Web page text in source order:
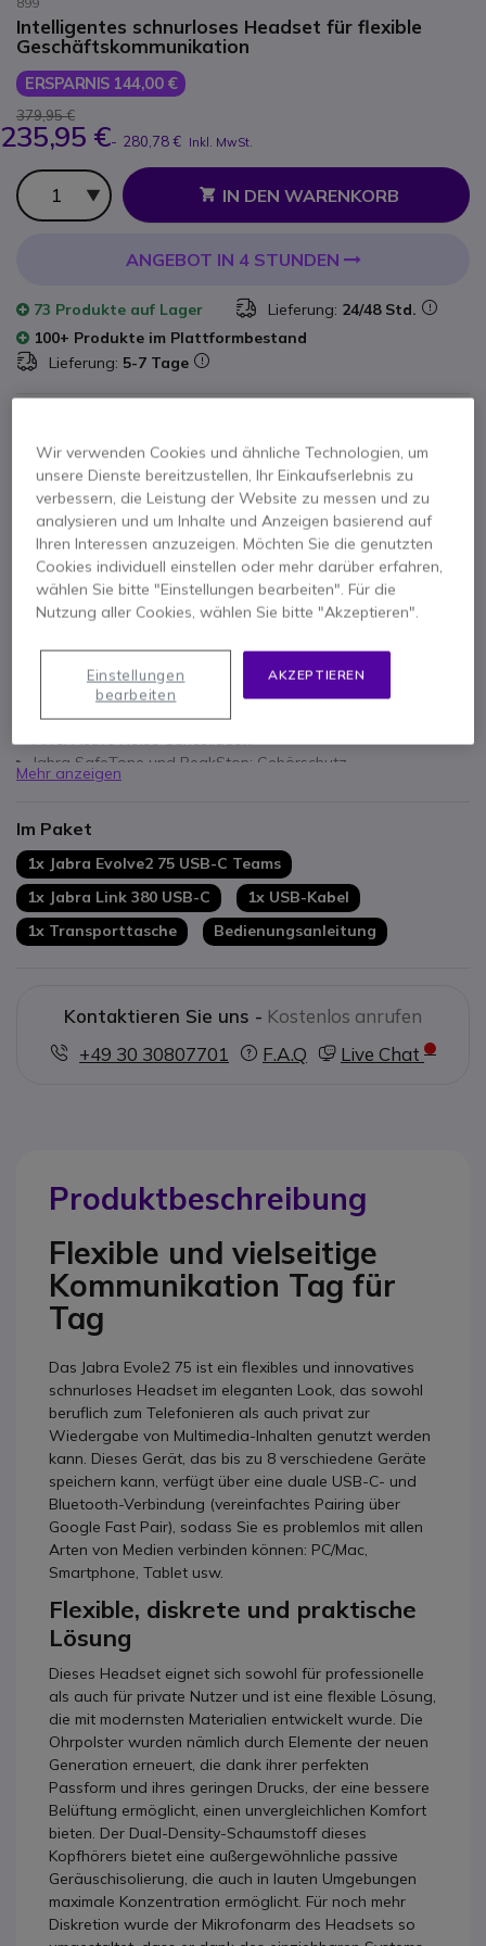
Intelligentes schnurloses Headset für flexible
Geschäftskommunikation
ERSPARNIS 144,00 €
379,95 €
235,95 €- 280,78 € Inkl. MwSt.
Anzahl
IN DEN WARENKORB
ANGEBOT IN 4 STUNDEN
73 Produkte auf Lager Lieferung: 24/48 Std.
100+ Produkte im Plattformbestand
Lieferung: 5-7 Tage
Kabelloses Stereo-Headset für PC/Mac, Handy und Tablet
Ultra-HD Full-Duplex Audio
8-Mikrofon-MEMS-Array: 4 analog + 4 digital
Jabra SafeTone und PeakStop: Gehörschutz
25 Stunden Sprechzeit und 36 Stunden Hörgenuss
Konnektivität: USB-C (Dongle); Bluetooth 5.2
Optimiert für Microsoft Teams
Mehr anzeigen
Im Paket
1x Jabra Evolve2 75 USB-C Teams
1x Jabra Link 380 USB-C
1x USB-Kabel
1x Transporttasche
Bedienungsanleitung
Kontaktieren Sie uns - Kostenlos anrufen
+49 30 30807701
F.A.Q Live Chat
Produktbeschreibung
Flexible und vielseitige
Kommunikation Tag für
Tag
Das Jabra Evole2 75 ist ein flexibles und innovatives
schnurloses Headset im eleganten Look, das sowohl
beruflich zum Telefonieren als auch privat zur
Wiedergabe von Multimedia-Inhalten genutzt werden
kann. Dieses Gerät, das bis zu 8 verschiedene Geräte
speichern kann, verfügt über eine duale USB-C- und
Bluetooth-Verbindung (vereinfachtes Pairing über
Google Fast Pair), sodass Sie es problemlos mit allen
Arten von Medien verbinden können: PC/Mac,
Smartphone, Tablet usw.
Flexible, diskrete und praktische
Lösung
Dieses Headset eignet sich sowohl für professionelle
als auch für private Nutzer und ist eine flexible Lösung,
die mit modernsten Materialien entwickelt wurde. Die
Ohrpolster wurden nämlich durch Elemente der neuen
Generation erneuert, die dank ihrer perfekten
Passform und ihres geringen Drucks, der eine bessere
Belüftung ermöglicht, einen unvergleichlichen Komfort
bieten. Der Dual-Density-Schaumstoff dieses
Kopfhörers bietet eine außergewöhnliche passive
Geräuschisolierung, die auch in lauten Umgebungen
maximale Konzentration ermöglicht. Für noch mehr
Diskretion wurde der Mikrofonarm des Headsets so
Wir verwenden Cookies und ähnliche Technologien, um
unsere Dienste bereitzustellen, Ihr Einkaufserlebnis zu
verbessern, die Leistung der Website zu messen und zu
analysieren und um Inhalte und Anzeigen basierend auf
Ihren Interessen anzuzeigen. Möchten Sie die genutzten
Cookies individuell einstellen oder mehr darüber erfahren,
wählen Sie bitte "Einstellungen bearbeiten". Für die
Nutzung aller Cookies, wählen Sie bitte "Akzeptieren".
AKZEPTIEREN
Einstellungen
bearbeiten